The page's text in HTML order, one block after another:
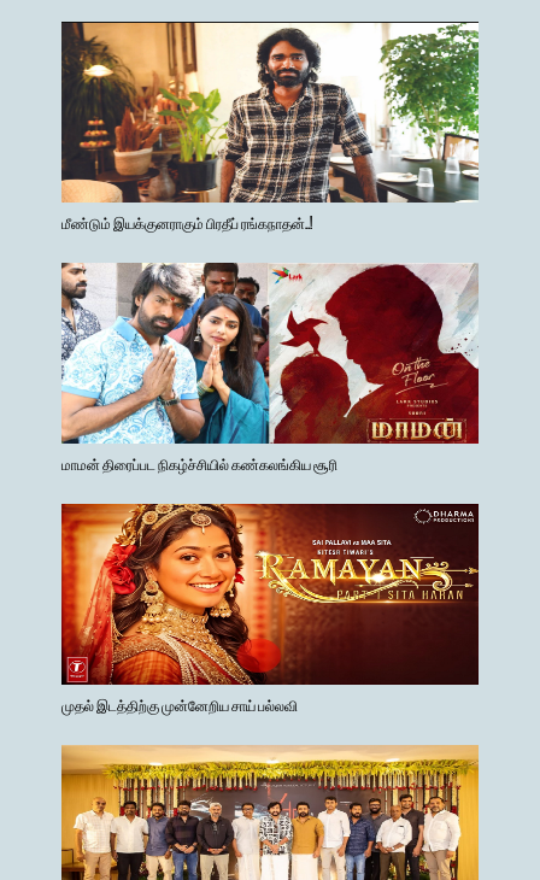
மீண்டும் இயக்குனராகும் பிரதீப் ரங்கநாதன்..!
மாமன் திரைப்பட நிகழ்ச்சியில் கண்கலங்கிய சூரி
முதல் இடத்திற்கு முன்னேறிய சாய் பல்லவி